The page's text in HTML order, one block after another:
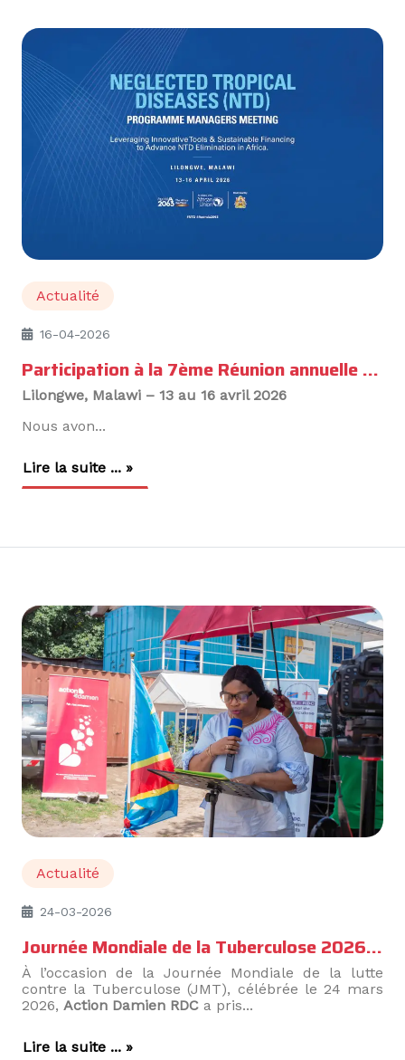
Actualité
16-04-2026
Participation à la 7ème Réunion annuelle des gestionnaires des programmes des Maladies Tropicales Négligées (MTN)
Lilongwe, Malawi – 13 au 16 avril 2026
Nous avon...
Lire la suite ... »
Actualité
24-03-2026
Journée Mondiale de la Tuberculose 2026 : une mobilisation renforcée pour mettre fin à la TB en RDC
À l’occasion de la Journée Mondiale de la lutte
contre la Tuberculose (JMT), célébrée le 24 mars
2026, Action Damien RDC a pris...
Lire la suite ... »